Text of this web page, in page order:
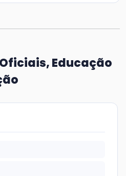
Educação